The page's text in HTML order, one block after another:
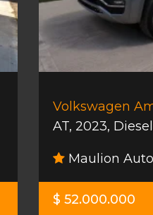
AT, 2023, Diesel
Maulion
$ 52.000.000